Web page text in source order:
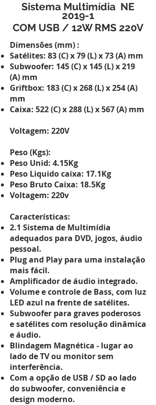
Sistema Multimídia NE
2019-1
COM USB / 12W RMS 220V
Dimensões (mm) :
Satélites: 83 (C) x 79 (L) x 73 (A) mm
Subwoofer: 145 (C) x 145 (L) x 219
(A) mm
Griftbox: 183 (C) x 268 (L) x 254 (A)
mm
Caixa: 522 (C) x 288 (L) x 567 (A) mm
Voltagem: 220V
Peso (Kgs):
Peso Unid: 4.15Kg
Peso Liquido caixa: 17.1Kg
Peso Bruto Caixa: 18.5Kg
Voltagem: 220v
Características:
2.1 Sistema de Multimídia
adequados para DVD, jogos, áudio
pessoal.
Plug and Play para uma instalação
mais fácil.
Amplificador de áudio integrado.
Volume e controle de Bass, com luz
LED azul na frente de satélites.
Subwoofer para graves poderosos
e satélites com resolução dinâmica
e áudio.
Blindagem Magnética - lugar ao
lado de TV ou monitor sem
interferência.
Com a opção de USB / SD ao lado
do subwoofer, conveniência e
design moderno.